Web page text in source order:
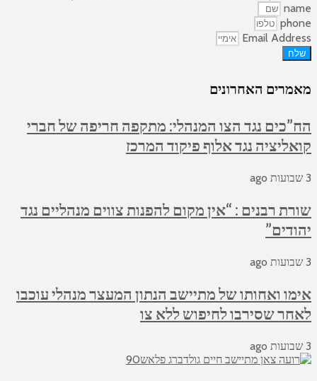
name
phone
Email Address
שלח
מאמרים האחרונים
הח”כים נגד הצו המנהלי: מתקפה חריפה של חברי
קואליציה נגד אלוף פיקוד המרכז
3 שבועות ago
שורת רבנים : “אין מקום להפנות צווים מנהליים נגד
יהודים”
3 שבועות ago
אימו ואחותו של מתיישב הנתון המעצר מנהלי עוכבו
לאחר שסירבו לחיפוש ללא צו
3 שבועות ago